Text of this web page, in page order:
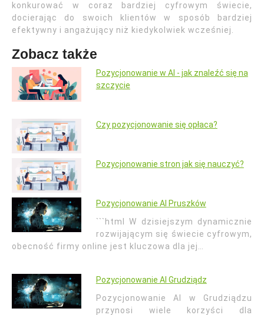
konkurować w coraz bardziej cyfrowym świecie,
docierając do swoich klientów w sposób bardziej
efektywny i angażujący niż kiedykolwiek wcześniej.
Zobacz także
Pozycjonowanie w AI - jak znaleźć się na
szczycie
Czy pozycjonowanie się opłaca?
Pozycjonowanie stron jak się nauczyć?
Pozycjonowanie AI Pruszków
```html W dzisiejszym dynamicznie
rozwijającym się świecie cyfrowym,
obecność firmy online jest kluczowa dla jej…
Pozycjonowanie AI Grudziądz
Pozycjonowanie AI w Grudziądzu
przynosi wiele korzyści dla